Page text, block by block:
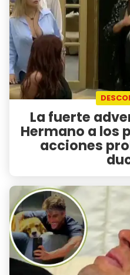
La fuerte
Hermano a los
acciones